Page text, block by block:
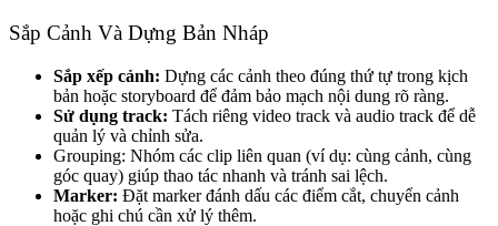
Sắp Cảnh Và Dựng Bản Nháp
Sắp xếp cảnh: Dựng các cảnh theo đúng thứ tự trong kịch
bản hoặc storyboard để đảm bảo mạch nội dung rõ ràng.
Sử dụng track: Tách riêng video track và audio track để dễ
quản lý và chỉnh sửa.
Grouping: Nhóm các clip liên quan (ví dụ: cùng cảnh, cùng
góc quay) giúp thao tác nhanh và tránh sai lệch.
Marker: Đặt marker đánh dấu các điểm cắt, chuyển cảnh
hoặc ghi chú cần xử lý thêm.